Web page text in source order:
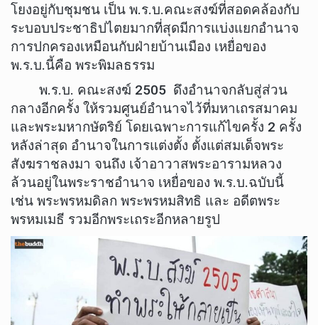
โยงอยู่กับชุมชน เป็น พ.ร.บ.คณะสงฆ์ที่สอดคล้องกับ
ระบอบประชาธิปไตยมากที่สุดมีการแบ่งแยกอำนาจ
การปกครองเหมือนกับฝ่ายบ้านเมือง เหยื่อของ
พ.ร.บ.นี้คือ พระพิมลธรรม
พ.ร.บ. คณะสงฆ์ 2505 ดึงอำนาจกลับสู่ส่วน
กลางอีกครั้ง ให้รวมศูนย์อำนาจไว้ที่มหาเถรสมาคม
และพระมหากษัตริย์ โดยเฉพาะการแก้ไขครั้ง 2 ครั้ง
หลังล่าสุด อำนาจในการแต่งตั้ง ตั้งแต่สมเด็จพระ
สังฆราชลงมา จนถึง เจ้าอาวาสพระอารามหลวง
ล้วนอยู่ในพระราชอำนาจ เหยื่อของ พ.ร.บ.ฉบับนี้
เช่น พระพรหมดิลก พระพรหมสิทธิ และ อดีตพระ
พรหมเมธี รวมอีกพระเถระอีกหลายรูป